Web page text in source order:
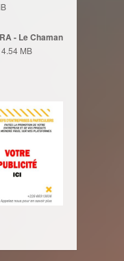
- Le Chaman
4.54 MB